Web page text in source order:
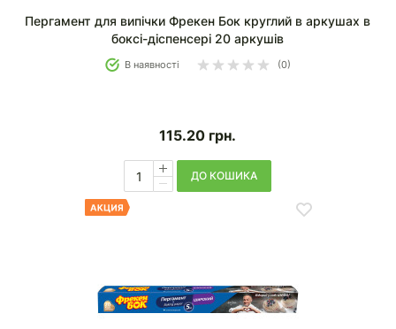
Пергамент для випічки Фрекен Бок круглий в аркушах в
боксі-діспенсері 20 аркушів
В наявності (0)
115.20 грн.
ДО КОШИКА